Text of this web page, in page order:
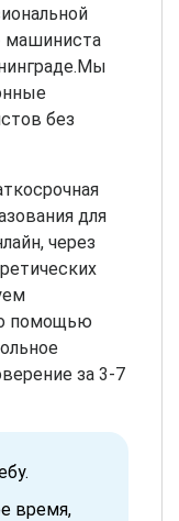
машиниста
без
для
через
помощью
за 3-7
время,